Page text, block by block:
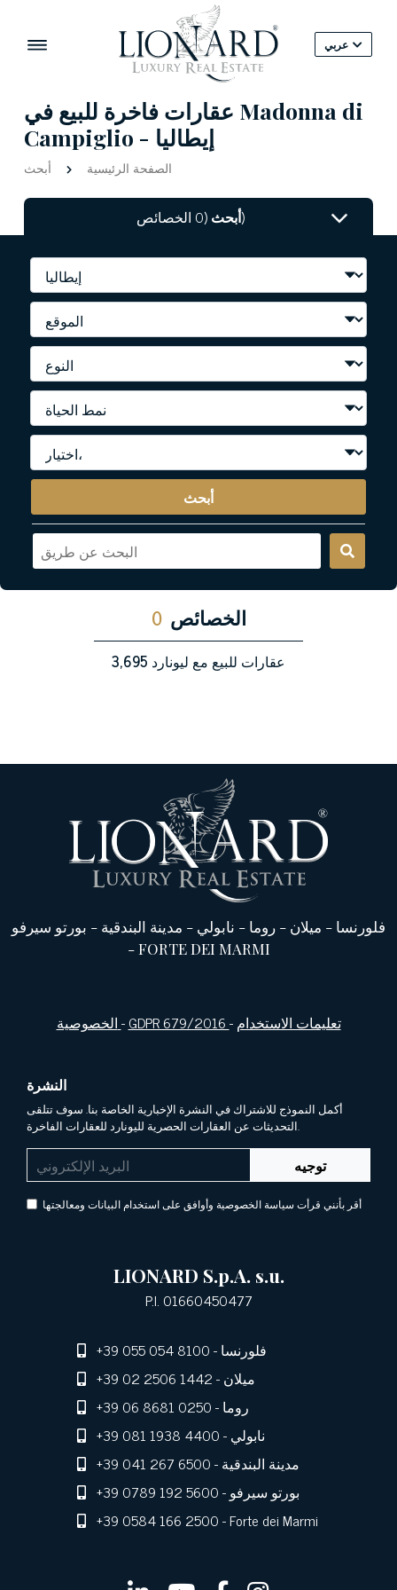
عربي
عقارات فاخرة للبيع في Madonna di
Campiglio - إيطاليا
الصفحة الرئيسية أبحث
أبحث(0 الخصائص)
أبحث
0 الخصائص
3,695 عقارات للبيع مع ليونارد
فلورنسا - ميلان - روما - نابولي - مدينة البندقية - بورتو سيرفو
-FORTE DEI MARMI
-GDPR 679/2016-تعليمات الاستخدام
النشرة
أكمل النموذج للاشتراك في النشرة الإخبارية الخاصة بنا. سوف تتلقى
التحديثات عن العقارات الحصرية لليونارد للعقارات الفاخرة.
توجيه
أقر بأنني قرأت سياسة الخصوصية وأوافق على استخدام البيانات ومعالجتها
LIONARD S.p.A. s.u.
P.I. 01660450477
+39 055 054 8100 - فلورنسا
+39 02 2506 1442 - ميلان
+39 06 8681 0250 - روما
+39 081 1938 4400 - نابولي
+39 041 267 6500 - مدينة البندقية
+39 0789 192 5600 - بورتو سيرفو
+39 0584 166 2500- Forte dei Marmi